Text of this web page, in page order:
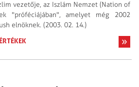
vezetője, az Iszlám Nemzet (Nation of
"próféciájában", amelyet még 2002
elnöknek. (2003. 02. 14.)